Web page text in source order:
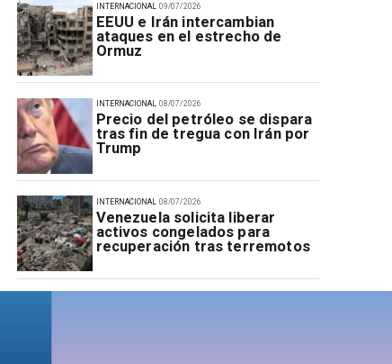
09/07/2026
EEUU e Irán intercambian
ataques en el estrecho de
Ormuz
INTERNACIONAL
08/07/2026
Precio del petróleo se dispara
tras fin de tregua con Irán por
Trump
INTERNACIONAL
08/07/2026
Venezuela solicita liberar
activos congelados para
recuperación tras terremotos
INTERNACIONAL